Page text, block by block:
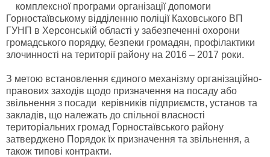
комплексної програми організації допомоги
Горностаївському відділенню поліції Каховського ВП
ГУНП в Херсонській області у забезпеченні охорони
громадського порядку, безпеки громадян, профілактики
злочинності на території району на 2016 – 2017 роки.
З метою встановлення єдиного механізму організаційно-
правових заходів щодо призначення на посаду або
звільнення з посади керівників підприємств, установ та
закладів, що належать до спільної власності
територіальних громад Горностаївського району
затверджено Порядок їх призначення та звільнення, а
також типові контракти.